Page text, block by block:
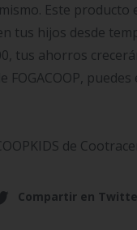
Este producto
tus hijos desde
tus ahorros
de
Compartir en